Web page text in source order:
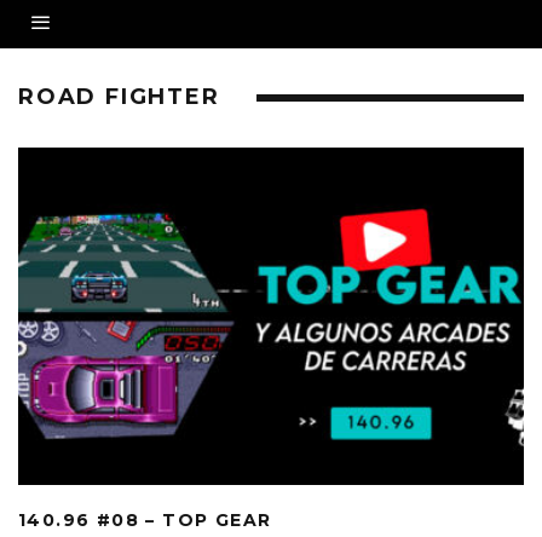
ROAD FIGHTER
140.96 #08 – TOP GEAR